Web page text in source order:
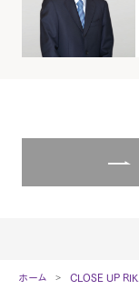
ホーム CLOSE UP